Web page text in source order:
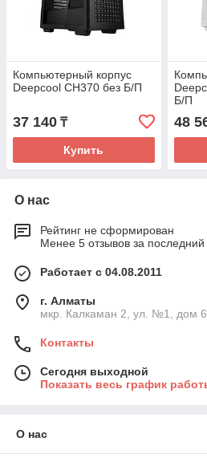
Компьютерный корпус
Deepcool CH370 без Б/П
37 140 ₸
Купить
Б/П
48
О нас
Рейтинг не сформирован
Менее 5 отзывов за последний
Работает с 04.08.2011
г. Алматы
мкр. Калкаман 2, ул. №1, дом
Контакты
Сегодня выходной
Показать весь график
О нас